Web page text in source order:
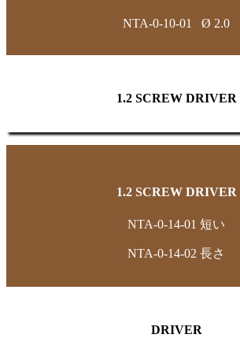
NTA-0-10-01 Ø 2.0
1.2 SCREW DRIVER
1.2 SCREW DRIVER
NTA-0-14-01 短い
NTA-0-14-02 長さ
DRIVER